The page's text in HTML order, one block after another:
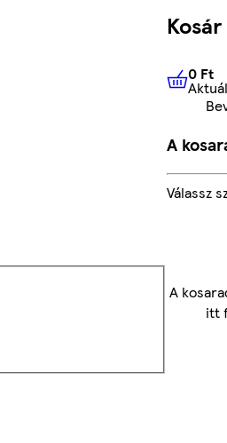
Kosár
0 Ft
0 Ft
A
Válassz
A
itt